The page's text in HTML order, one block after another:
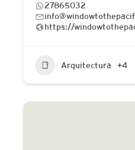
27865032
https://
Arquitectura +4